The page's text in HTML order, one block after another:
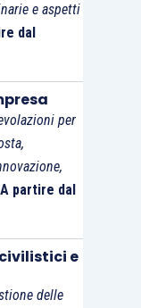
e aspetti
dal
per
A partire dal
e
delle